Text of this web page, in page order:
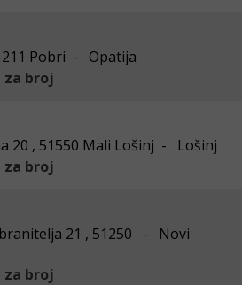
Pobri - Opatija
broj
20 , 51550 Mali Lošinj - Lošinj
broj
21 , 51250 - Novi
broj